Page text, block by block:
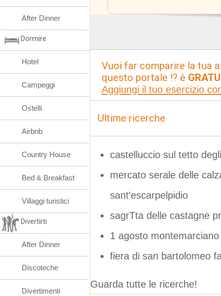
Vuoi far comparire la tua
questo portale !? è
Aggiungi il tuo esercizio
Ultime ricerche
castelluccio sul tetto
mercato serale delle
sant'escarpelpidio
sagrTta delle castagne
1 agosto montemarciano
fiera di san bartolomeo
Guarda tutte le ricerche!
After Dinner
Dormire
Hotel
Campeggi
Ostelli
Airbnb
Country House
Bed & Breakfast
Villaggi turistici
Divertirti
After Dinner
Discoteche
Divertimenti